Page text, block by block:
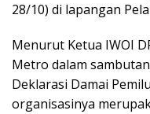
28/10) di lapangan
Menurut Ketua IWOI
Metro dalam
Deklarasi Damai
organisasinya